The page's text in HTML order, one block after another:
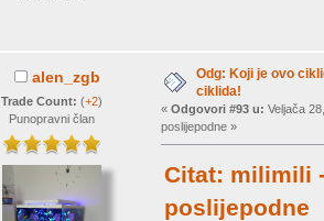
alen_zgb
Trade Count: (+2)
Punopravni član
Odg: Koji je ovo
ciklida!
« Odgovori #93 u: Veljača
poslijepodne »
Citat: milimili
poslijepodne